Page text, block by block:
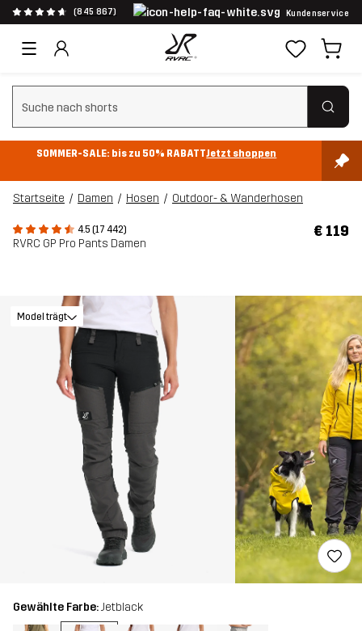
(845 867) Kundenservice
Suchfilter löschen
SOMMER-SALE: bis zu 50% RABATTJetzt shoppen
Startseite Damen Hosen Outdoor- & Wanderhosen
4.5 (17 442)
RVRC GP Pro Pants Damen
€ 119
Model trägt
Gewählte Farbe:Jetblack